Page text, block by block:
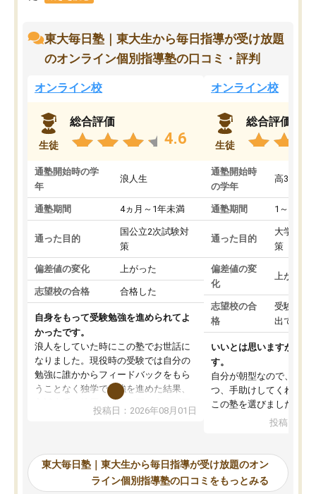
東大毎日塾｜東大生から毎日指導が受け放題
のオンライン個別指導塾の口コミ・評判
オンライン校
生徒
総合評価
4.6
通塾開始時の学
年
浪人生
通塾期間 4ヵ月～1年未満
通った目的
国公立2次試験対
策
偏差値の変化 上がった
志望校の合格 合格した
自身をもって受験勉強を進められてよ
かったです。
浪人をしていた時にこの塾でお世話に
なりました。現役時の受験では自分の
勉強に誰かからフィードバックをもら
うことなく独学で勉強を進めた結果、
入試本番に地歴の学習が間に合わず不
合格となってしまいました。その経験
東大毎日塾にたどり着きました。学習
の長期計画や日々の勉強のやり方につ
いて客観的なアドバイスをいただけた
投稿日：2026年08月01日
オンライン校
生徒
総合評価
通塾開始時
の学年
高3
通塾期間 1～3ヵ月
通った目的
大学入学
策
偏差値の変
化
上がった
志望校の合
格
受験して
出ていな
いいとは思いますが、料
す。
自分が朝型なので、自習
つ、手助けしてくれる設
この塾を選びました。
投稿日：
東大毎日塾｜東大生から毎日指導が受け放題のオン
ライン個別指導塾の口コミをもっとみる